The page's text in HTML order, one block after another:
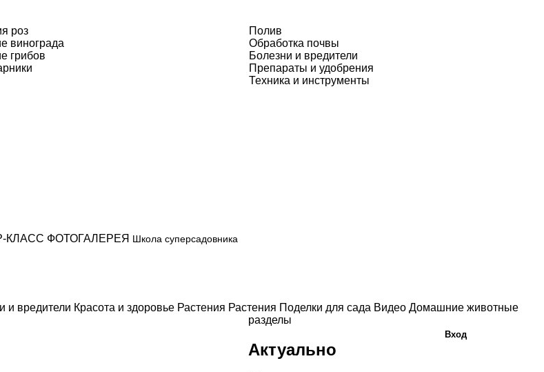
роз
винограда
грибов
Полив
Обработка почвы
Болезни и вредители
Препараты и удобрения
Техника и инструменты
КЛАСС ФОТОГАЛЕРЕЯ Школа суперсадовника
и вредители Красота и здоровье Растения Растения Поделки для сада Видео Домашние животные
разделы
Актуально
Вход